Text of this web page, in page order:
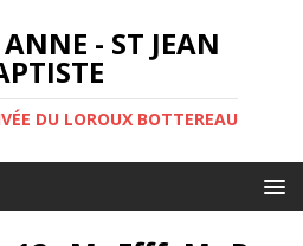
ANNE - ST JEAN
DU LOROUX BOTTEREAU